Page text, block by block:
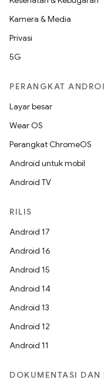
Kamera & Media
Privasi
5G
PERANGKAT
Layar besar
Wear OS
Perangkat ChromeOS
Android untuk mobil
Android TV
RILIS
Android 17
Android 16
Android 15
Android 14
Android 13
Android 12
Android 11
DOKUMENTASI